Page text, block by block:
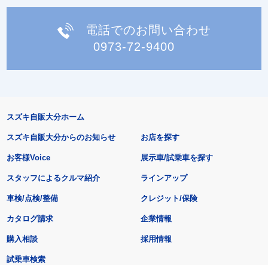
電話でのお問い合わせ
0973-72-9400
スズキ自販大分ホーム
スズキ自販大分からのお知らせ
お客様Voice
スタッフによるクルマ紹介
お店を探す
展示車/試乗車を探す
ラインアップ
車検/点検/整備 クレジット/保険
カタログ請求
購入相談
試乗車検索
企業情報
採用情報